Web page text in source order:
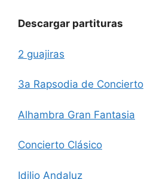
Descargar partituras
2 guajiras
3a Rapsodia de Concierto
Alhambra Gran Fantasia
Concierto Clásico
Idilio Andaluz